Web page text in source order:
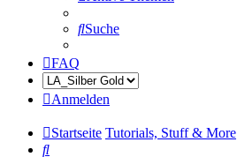
Suche
FAQ
Anmelden
Startseite Tutorials, Stuff & More
Suche